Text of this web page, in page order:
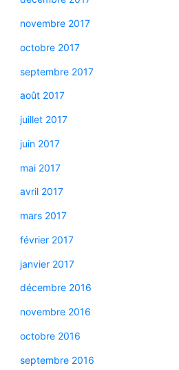
novembre 2017
octobre 2017
septembre 2017
août 2017
juillet 2017
juin 2017
mai 2017
avril 2017
mars 2017
février 2017
janvier 2017
décembre 2016
novembre 2016
octobre 2016
septembre 2016